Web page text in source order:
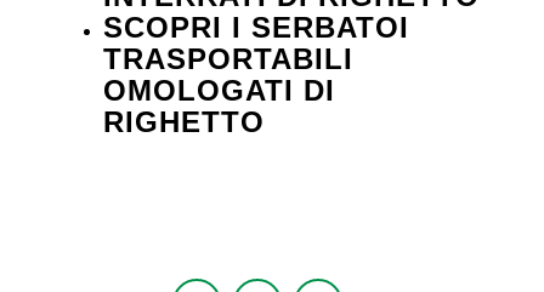
SCOPRI I SERBATOI
TRASPORTABILI
OMOLOGATI DI
RIGHETTO